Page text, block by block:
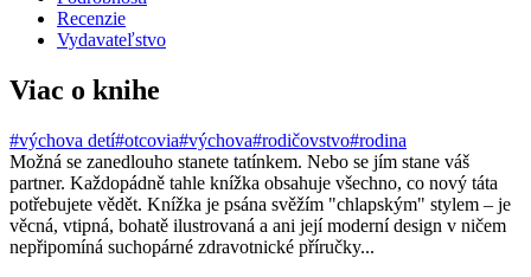
Recenzie
Vydavateľstvo
Viac o knihe
#výchova detí#otcovia#výchova#rodičovstvo#rodina
Možná se zanedlouho stanete tatínkem. Nebo se jím stane váš
partner. Každopádně tahle knížka obsahuje všechno, co nový táta
potřebujete vědět. Knížka je psána svěžím "chlapským" stylem – je
věcná, vtipná, bohatě ilustrovaná a ani její moderní design v ničem
nepřipomíná suchopárné zdravotnické příručky...